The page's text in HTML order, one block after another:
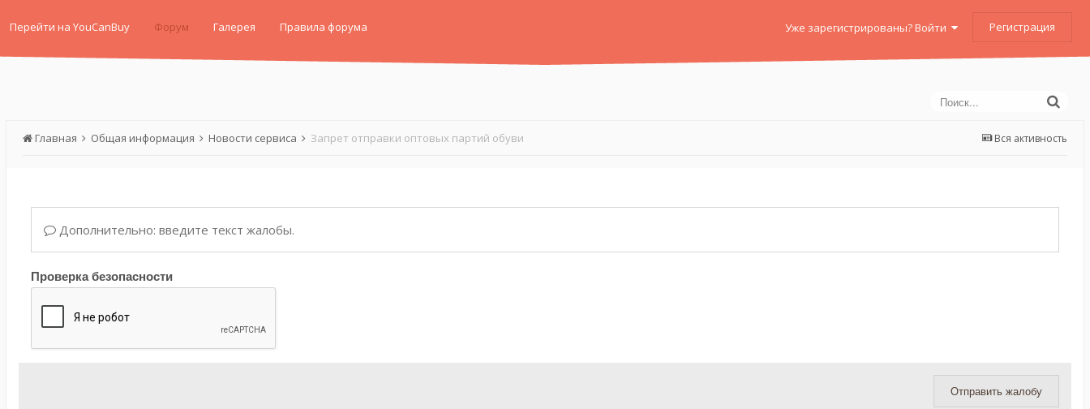
Перейти на YouCanBuy Форум Галерея Правила форума Уже зарегистрированы? Войти Регистрация
Вся активность
Главная Общая информация Новости сервиса Запрет отправки оптовых партий обуви
Дополнительно: введите текст жалобы.
Проверка безопасности
Отправить жалобу